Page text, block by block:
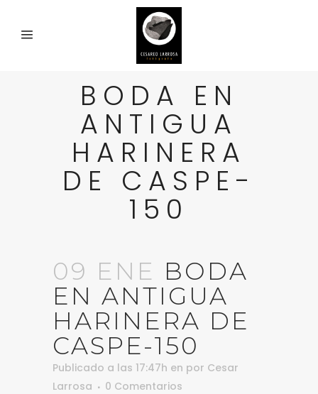
BODA EN
ANTIGUA
HARINERA
DE CASPE-
150
09 ENE BODA
EN ANTIGUA
HARINERA DE
CASPE-150
Publicado a las 17:47h en por Cesar
Larrosa
0 Comentarios